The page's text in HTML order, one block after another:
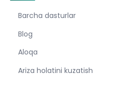
Barcha dasturlar
Blog
Aloqa
Ariza holatini kuzatish